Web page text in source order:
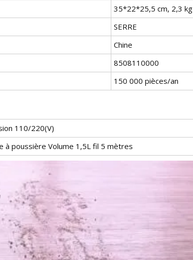
35*22*25,5 cm, 2,3 kg
SERRE
Chine
8508110000
150 000 pièces/an
110/220(V)
à poussière Volume 1,5L fil 5 mètres